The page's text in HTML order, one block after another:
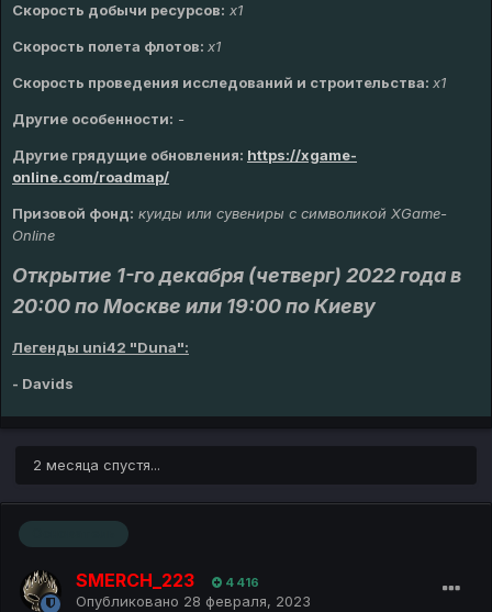
Скорость добычи ресурсов: х1
Скорость полета флотов: х1
Скорость проведения исследований и строительства: x1
Другие особенности: -
Другие грядущие обновления: https://xgame-
online.com/roadmap/
Призовой фонд: куиды или сувениры с символикой XGame-
Online
Открытие 1-го декабря (четверг) 2022 года в
20:00 по Москве или 19:00 по Киеву
Легенды uni42 "Duna":
- Davids
2 месяца спустя...
SMERCH_223 4 416
Опубликовано 28 февраля, 2023